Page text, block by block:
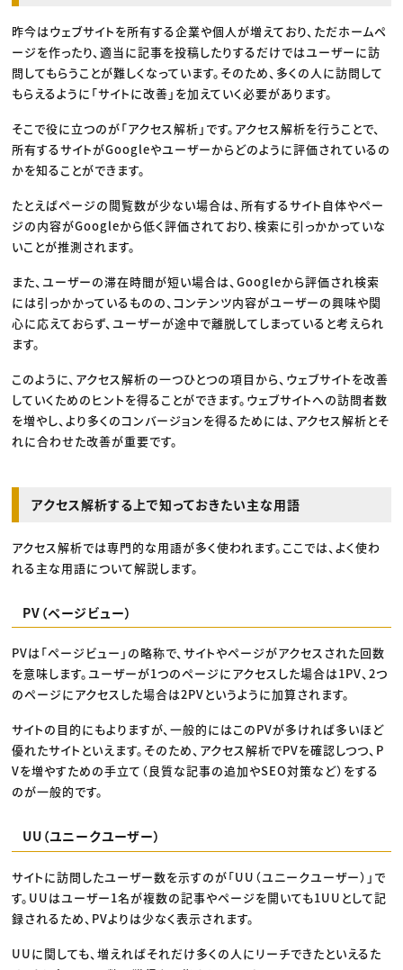
昨今はウェブサイトを所有する企業や個人が増えており、ただホームペ
ージを作ったり、適当に記事を投稿したりするだけではユーザーに訪
問してもらうことが難しくなっています。そのため、多くの人に訪問して
もらえるように「サイトに改善」を加えていく必要があります。
そこで役に立つのが「アクセス解析」です。アクセス解析を行うことで、
所有するサイトがGoogleやユーザーからどのように評価されているの
かを知ることができます。
たとえばページの閲覧数が少ない場合は、所有するサイト自体やペー
ジの内容がGoogleから低く評価されており、検索に引っかかっていな
いことが推測されます。
また、ユーザーの滞在時間が短い場合は、Googleから評価され検索
には引っかかっているものの、コンテンツ内容がユーザーの興味や関
心に応えておらず、ユーザーが途中で離脱してしまっていると考えられ
ます。
このように、アクセス解析の一つひとつの項目から、ウェブサイトを改善
していくためのヒントを得ることができます。ウェブサイトへの訪問者数
を増やし、より多くのコンバージョンを得るためには、アクセス解析とそ
れに合わせた改善が重要です。
アクセス解析する上で知っておきたい主な用語
アクセス解析では専門的な用語が多く使われます。ここでは、よく使わ
れる主な用語について解説します。
PV（ページビュー）
PVは「ページビュー」の略称で、サイトやページがアクセスされた回数
を意味します。ユーザーが1つのページにアクセスした場合は1PV、2つ
のページにアクセスした場合は2PVというように加算されます。
サイトの目的にもよりますが、一般的にはこのPVが多ければ多いほど
優れたサイトといえます。そのため、アクセス解析でPVを確認しつつ、P
Vを増やすための手立て（良質な記事の追加やSEO対策など）をする
のが一般的です。
UU（ユニークユーザー）
サイトに訪問したユーザー数を示すのが「UU（ユニークユーザー）」で
す。UUはユーザー1名が複数の記事やページを開いても1UUとして記
録されるため、PVよりは少なく表示されます。
UUに関しても、増えればそれだけ多くの人にリーチできたといえるた